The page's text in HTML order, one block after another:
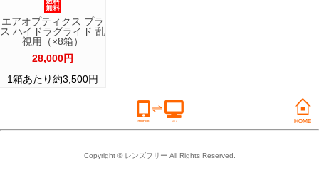
エアオプティクス プラ
ス ハイドラグライド 乱
視用（×8箱）
28,000円
1箱あたり約3,500円
Copyright © レンズフリー All Rights Reserved.